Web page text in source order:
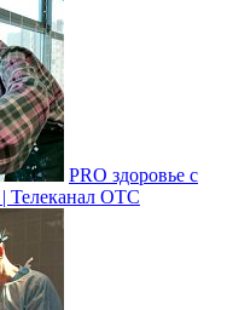
PRO здоровье с
Телеканал ОТС